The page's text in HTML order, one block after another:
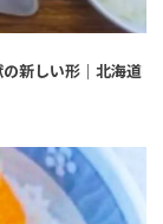
新しい形｜北海道